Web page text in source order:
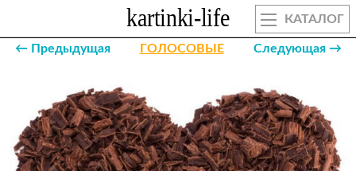
КАТАЛОГ
← Предыдущая ГОЛОСОВЫЕ Следующая →